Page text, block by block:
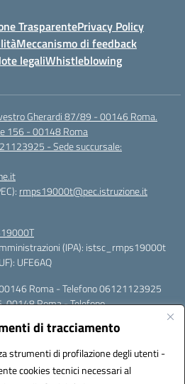
di tracciamento
strumenti di profilazione degli utenti -
cookies tecnici necessari al
TrasparentePrivacy Policy
Meccanismo di feedback
legaliWhistleblowing
Gherardi 87/89 - 00146 Roma.
156 - 00148 Roma
- Sede succursale:
rmps19000t@pec.istruzione.it
(IPA): istsc_rmps19000t
UFE6AQ
Roma - Telefono 06121123925
00148 Roma - Telefono
- PEC: rmps19000t@pec.istruzione.it
utilizzare esclusivamente